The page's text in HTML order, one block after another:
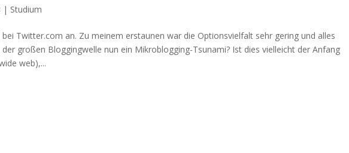
| Studium
Twitter.com an. Zu meinem erstaunen war die Optionsvielfalt sehr gering und alles
großen Bloggingwelle nun ein Mikroblogging-Tsunami? Ist dies vielleicht der Anfang
web),...